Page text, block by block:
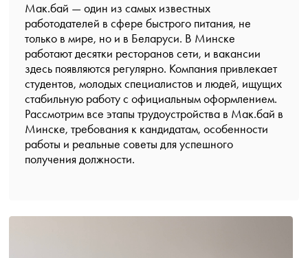
Мак.бай — один из самых известных
работодателей в сфере быстрого питания, не
только в мире, но и в Беларуси. В Минске
работают десятки ресторанов сети, и вакансии
здесь появляются регулярно. Компания привлекает
студентов, молодых специалистов и людей, ищущих
стабильную работу с официальным оформлением.
Рассмотрим все этапы трудоустройства в Мак.бай в
Минске, требования к кандидатам, особенности
работы и реальные советы для успешного
получения должности.